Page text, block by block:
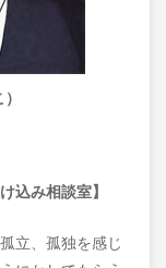
込み相談室】
立、孤独を感じ